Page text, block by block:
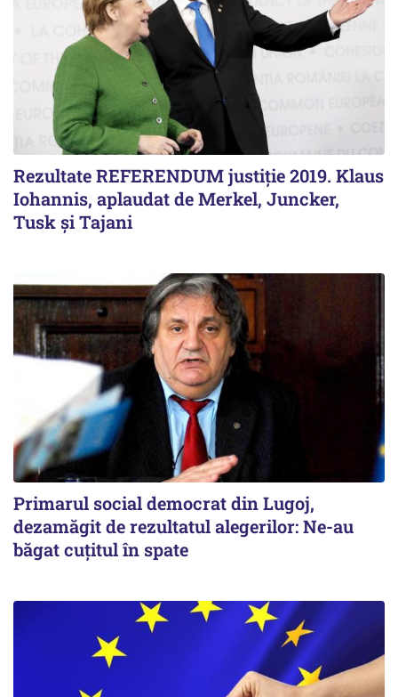
Rezultate REFERENDUM justiție 2019. Klaus
Iohannis, aplaudat de Merkel, Juncker,
Tusk și Tajani
Primarul social democrat din Lugoj,
dezamăgit de rezultatul alegerilor: Ne-au
băgat cuţitul în spate